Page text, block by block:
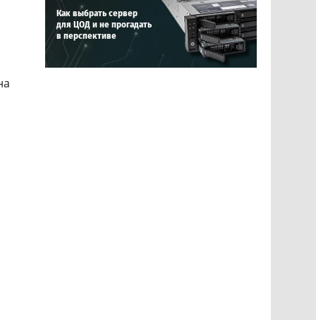
Как выбрать сервер
для ЦОД и не прогадать
в перспективе